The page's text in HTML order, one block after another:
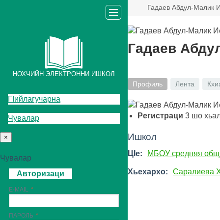
Гадаев Абдул-Малик
НОХЧИЙН ЭЛЕКТРОННИ ИШКОЛ
ГIийлагучарна
Чувалар
×
Чувалар
Авторизаци
E-MAIL
ПАРОЛЬ
Гадаев
Профиль Лента
Регистраци 3 шо
Ишкол
ЦIе: МБОУ средняя
Хьехархо: Саралиева